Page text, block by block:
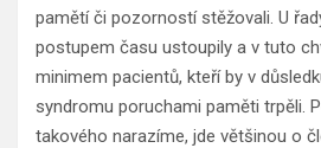
pamětí či pozorností stěžovali. U
postupem času ustoupily a v tuto
minimem pacientů, kteří by v
syndromu poruchami paměti trpěli.
takového narazíme, jde většinou o